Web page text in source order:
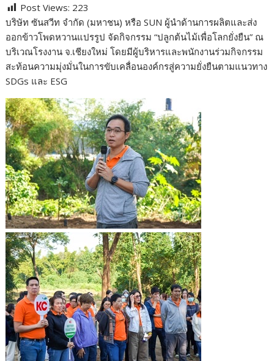
e
b
o
o
k
itt
er
d
di
t
e g
g
er
m
bl
r
er
e
st
p
y
Li
n
ar
e
Post Views: 223
บริษัท ซันสวีท จำกัด (มหาชน) หรือ SUN ผู้นำด้านการผลิตและส่ง
ออกข้าวโพดหวานแปรรูป จัดกิจกรรม “ปลูกต้นไม้เพื่อโลกยั่งยืน” ณ
บริเวณโรงงาน จ.เชียงใหม่ โดยมีผู้บริหารและพนักงานร่วมกิจกรรม
สะท้อนความมุ่งมั่นในการขับเคลื่อนองค์กรสู่ความยั่งยืนตามแนวทาง
SDGs และ ESG